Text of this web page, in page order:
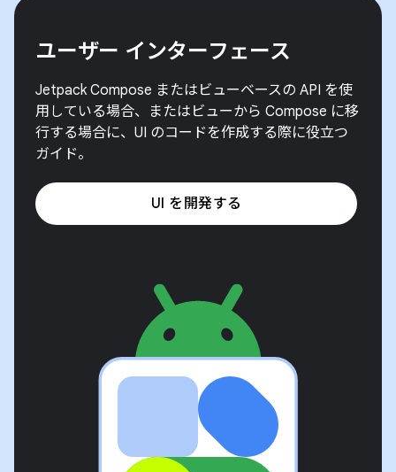
ユーザー インターフェース
Jetpack Compose またはビューベースの API を使
用している場合、またはビューから Compose に移
行する場合に、UI のコードを作成する際に役立つ
ガイド。
UI を開発する